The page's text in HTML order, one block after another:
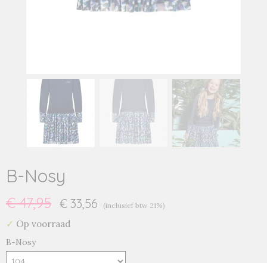
B-Nosy
€ 47,95 € 33,56 (inclusief btw 21%)
✓ Op voorraad
B-Nosy